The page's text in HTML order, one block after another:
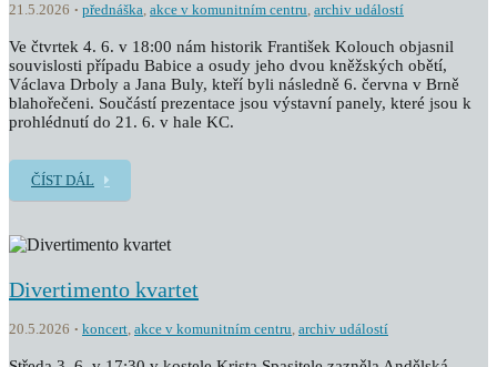
21.5.2026 přednáška, akce v komunitním centru, archiv událostí
Ve čtvrtek 4. 6. v 18:00 nám historik František Kolouch objasnil
souvislosti případu Babice a osudy jeho dvou kněžských obětí,
Václava Drboly a Jana Buly, kteří byli následně 6. června v Brně
blahořečeni. Součástí prezentace jsou výstavní panely, které jsou k
prohlédnutí do 21. 6. v hale KC.
ČÍST DÁL
Divertimento kvartet
20.5.2026 koncert, akce v komunitním centru, archiv událostí